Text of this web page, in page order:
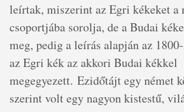
leírtak, miszerint az Egri kékeket a
csoportjába sorolja, de a Budai
meg, pedig a leírás alapján az
az Egri kék az akkori Budai kékkel
megegyezett. Ezidőtájt egy német
szerint volt egy nagyon kistestű,